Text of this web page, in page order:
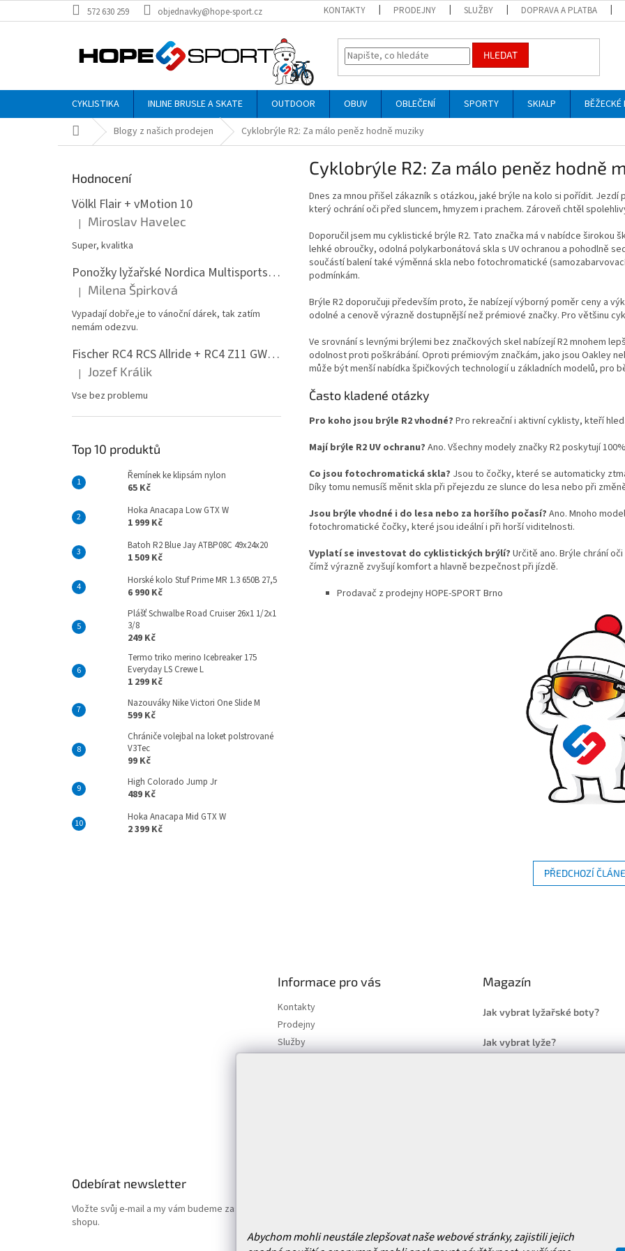
Abychom mohli neustále zlepšovat naše webové stránky, zajistili jejich
na
572 630 259 objednavky@hope-sport.cz KONTAKTY PRODEJNY SLUŽBY DOPRAVA A PLATBA
HLEDAT
CYKLISTIKA INLINE BRUSLE A SKATE OUTDOOR OBUV OBLEČENÍ SPORTY SKIALP
BĚŽECKÉ
Domů Blogy z našich prodejen Cyklobrýle R2: Za málo peněz hodně muziky
Hodnocení
Völkl Flair + vMotion 10
Hodnocení produktu je 5 z 5 hvězdiček.
| Miroslav Havelec
Super, kvalitka
Ponožky lyžařské Nordica Multisports Winter dvojbalení
Hodnocení produktu je 5 z 5 hvězdiček.
| Milena Špirková
Vypadají dobře,je to vánoční dárek, tak zatím
nemám odezvu.
Fischer RC4 RCS Allride + RC4 Z11 GW PR
Hodnocení produktu je 5 z 5 hvězdiček.
| Jozef Králik
Vse bez problemu
Top 10 produktů
Řemínek ke klipsám nylon
65 Kč
Hoka Anacapa Low GTX W
1 999 Kč
Batoh R2 Blue Jay ATBP08C 49x24x20
1 509 Kč
Horské kolo Stuf Prime MR 1.3 650B 27,5
6 990 Kč
Plášť Schwalbe Road Cruiser 26x1 1/2x1
3/8
249 Kč
Termo triko merino Icebreaker 175
Everyday LS Crewe L
1 299 Kč
Nazouváky Nike Victori One Slide M
599 Kč
Chrániče volejbal na loket polstrované
V3Tec
99 Kč
High Colorado Jump Jr
489 Kč
Hoka Anacapa Mid GTX W
2 399 Kč
Cyklobrýle R2: Za málo peněz hodně
Dnes za mnou přišel zákazník s otázkou, jaké brýle na kolo si pořídit.
který ochrání oči před sluncem, hmyzem i prachem. Zároveň chtěl
Doporučil jsem mu cyklistické brýle R2. Tato značka má v nabídce širokou
lehké obroučky, odolná polykarbonátová skla s UV ochranou a pohodlně
součástí balení také výměnná skla nebo fotochromatické
podmínkám.
Brýle R2 doporučuji především proto, že nabízejí výborný poměr ceny a
odolné a cenově výrazně dostupnější než prémiové značky. Pro většinu
Ve srovnání s levnými brýlemi bez značkových skel nabízejí R2 mnohem
odolnost proti poškrábání. Oproti prémiovým značkám, jako jsou Oakley
může být menší nabídka špičkových technologií u základních modelů, pro
Často kladené otázky
Pro koho jsou brýle R2 vhodné? Pro rekreační i aktivní cyklisty, kteří
Mají brýle R2 UV ochranu? Ano. Všechny modely značky R2 poskytují
Co jsou fotochromatická skla? Jsou to čočky, které se automaticky
Díky tomu nemusíš měnit skla při přejezdu ze slunce do lesa nebo při
Jsou brýle vhodné i do lesa nebo za horšího počasí? Ano. Mnoho
fotochromatické čočky, které jsou ideální i při horší viditelnosti.
Vyplatí se investovat do cyklistických brýlí? Určitě ano. Brýle chrání
čímž výrazně zvyšují komfort a hlavně bezpečnost při jízdě.
Prodavač z prodejny HOPE-SPORT Brno
PŘEDCHOZÍ
Informace pro vás
Kontakty
Prodejny
Služby
Magazín
Jak vybrat lyžařské boty?
Jak vybrat lyže?
Odebírat newsletter
Vložte svůj e-mail a my vám budeme zasílat informace o nových produktech na našem e-
shopu.